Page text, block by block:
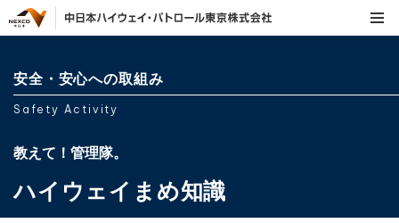
安全・安心への取組み
Safety Activity
教えて！管理隊。
ハイウェイまめ知識